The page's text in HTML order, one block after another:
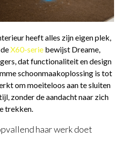
heeft alles zijn eigen plek,
X60-serie bewijst Dreame,
dat functionaliteit en design
schoonmaakoplossing is tot
om moeiteloos aan te sluiten
zonder de aandacht naar zich
trekken.
haar werk doet